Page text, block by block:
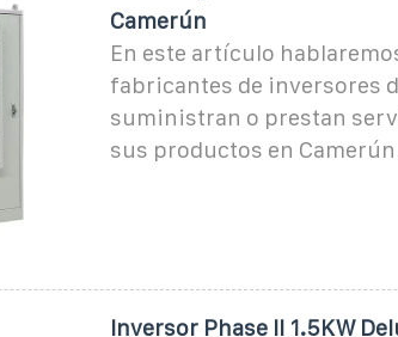
Camerún
En este artículo
fabricantes de inversores
suministran o prestan
sus productos en
Inversor Phase II 1.5KW